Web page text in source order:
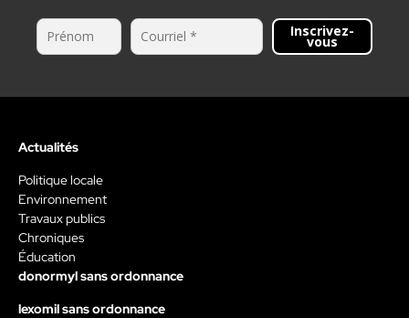
Inscrivez-
vous
Actualités
Politique locale
Environnement
Travaux publics
Chroniques
Éducation
donormyl sans ordonnance
lexomil sans ordonnance